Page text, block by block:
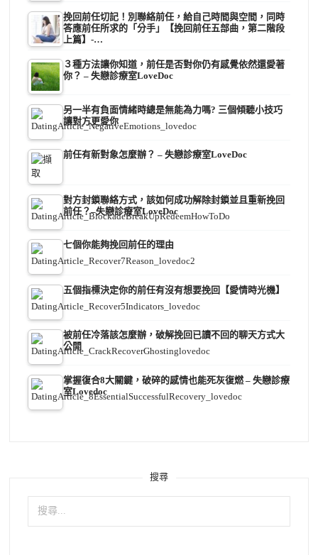
挽回前任切記！別聯絡前任，給自己時間與空間，同時
答應前任所求的「分手」【挽回前任五部曲，第二階段
上篇】-…
３種方法讓你知道，前任是否對你仍有感覺依然還愛著
你？ – 失戀診療室LoveDoc
另一半有負面情緒時總是無能為力嗎? 三個傾聽小技巧
讓對方更愛你
前任有新對象怎麼辦？ – 失戀診療室LoveDoc
對方封鎖聯絡方式，該如何成功解除封鎖並且重新挽回
前任？–失戀診療室LoveDoc
七個你能夠挽回前任的理由
五個指標決定你的前任有沒有想要挽回【愛情時光機】
被前任冷落該怎麼辦，破解挽回已讀不回的聊天方式大
公開
掌握復合8大關鍵，破碎的感情也能死灰復燃 – 失戀診療
室Lovedoc
搜尋
搜
鍵